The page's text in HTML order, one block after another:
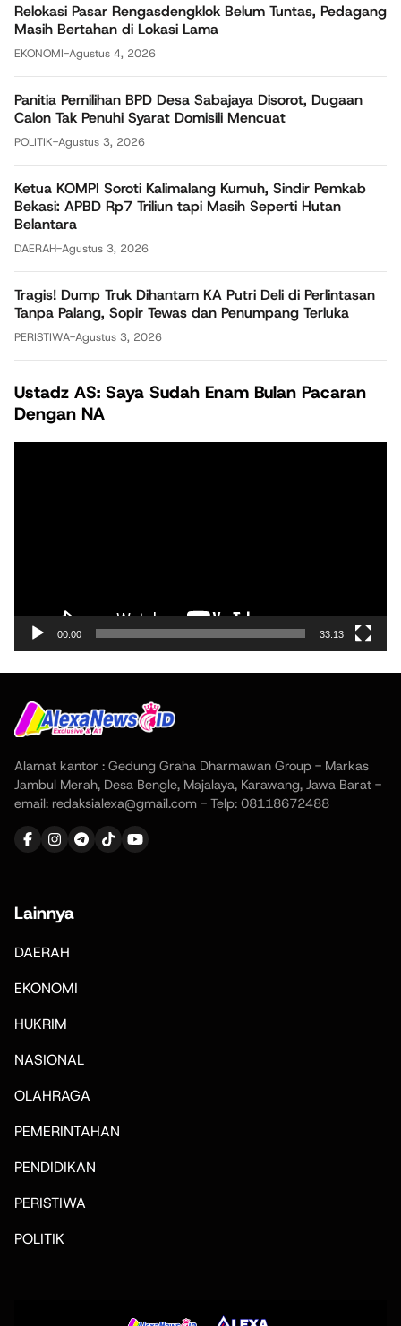
Relokasi Pasar Rengasdengklok Belum Tuntas, Pedagang
Masih Bertahan di Lokasi Lama
EKONOMI-Agustus 4, 2026
Panitia Pemilihan BPD Desa Sabajaya Disorot, Dugaan
Calon Tak Penuhi Syarat Domisili Mencuat
POLITIK-Agustus 3, 2026
Ketua KOMPI Soroti Kalimalang Kumuh, Sindir Pemkab
Bekasi: APBD Rp7 Triliun tapi Masih Seperti Hutan
Belantara
DAERAH-Agustus 3, 2026
Tragis! Dump Truk Dihantam KA Putri Deli di Perlintasan
Tanpa Palang, Sopir Tewas dan Penumpang Terluka
PERISTIWA-Agustus 3, 2026
Ustadz AS: Saya Sudah Enam Bulan Pacaran
Dengan NA
00:00 33:13
Alamat kantor : Gedung Graha Dharmawan Group - Markas
Jambul Merah, Desa Bengle, Majalaya, Karawang, Jawa Barat -
email: redaksialexa@gmail.com - Telp: 08118672488
Lainnya
DAERAH
EKONOMI
HUKRIM
NASIONAL
OLAHRAGA
PEMERINTAHAN
PENDIDIKAN
PERISTIWA
POLITIK